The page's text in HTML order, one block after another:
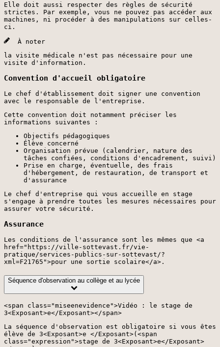
Elle doit aussi respecter des règles de sécurité
strictes. Par exemple, vous ne pouvez pas accéder aux
machines, ni procéder à des manipulations sur celles-
ci.
À noter
la visite médicale n'est pas nécessaire pour une
visite d'information.
Convention d'accueil obligatoire
Le chef d'établissement doit signer une convention
avec le responsable de l'entreprise.
Cette convention doit notamment préciser les
informations suivantes :
Objectifs pédagogiques
Élève concerné
Organisation prévue (calendrier, nature des
tâches confiées, conditions d'encadrement, suivi)
Prise en charge, éventuelle, des frais
d'hébergement, de restauration, de transport et
d'assurance
Le chef d'entreprise qui vous accueille en stage
s'engage à prendre toutes les mesures nécessaires pour
assurer votre sécurité.
Assurance
Les conditions de l'assurance sont les mêmes que <a
href="https://ville-sottevast.fr/vie-
pratique/services-publics-sur-sottevast/?
xml=F21765">pour une sortie scolaire</a>.
Séquence d'observation au collège et au lycée
<span class="miseenevidence">Vidéo : le stage de
3<Exposant>e</Exposant></span>
La séquence d'observation est obligatoire si vous êtes
élève de 3<Exposant>e </Exposant>(<span
class="expression">stage de 3<Exposant>e</Exposant>